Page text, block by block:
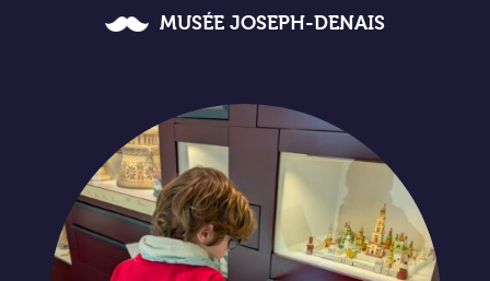
MUSÉE JOSEPH-DENAIS